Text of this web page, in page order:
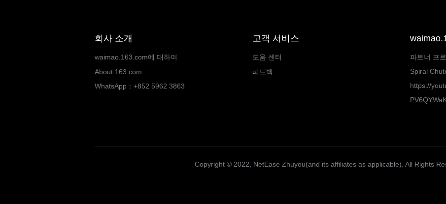
회사 소개
waimao.163.com에 대하여
About 163.com
WhatsApp：+852 5962 3863
고객 서비스
도움 센터
피드백
파트너 프
Spiral
https://
Copyright ©️ 2022, NetEase Zhuyou(and its affiliates as applicable). All Rights